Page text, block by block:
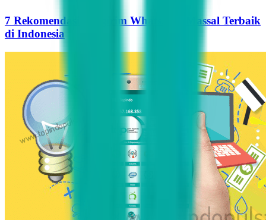
7 Rekomendasi Pengirim WhatsApp Massal Terbaik
di Indonesia